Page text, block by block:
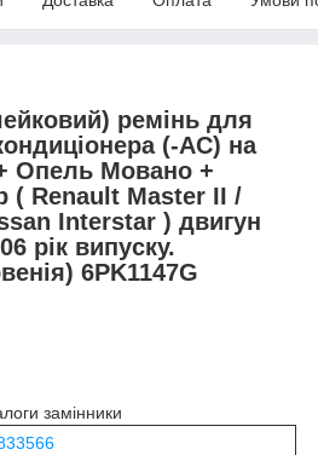
ремінь для
(-АС) на
Опель Мовано +
( Renault Master II /
Interstar ) двигун
рік випуску.
6PK1147G
замінники